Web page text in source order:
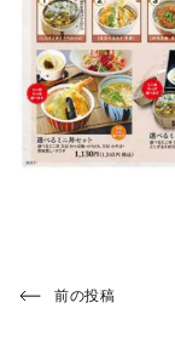
投
Previous
前の投稿